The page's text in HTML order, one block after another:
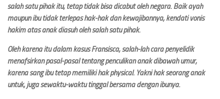
salah satu pihak itu, tetap tidak bisa dicabut oleh negara. Baik ayah
maupun ibu tidak terlepas hak-hak dan kewajibannya, kendati vonis
hakim atas anak diasuh oleh salah satu pihak.
Oleh karena itu dalam kasus Fransisca, salah-lah cara penyelidik
menafsirkan pasal-pasal tentang penculikan anak dibawah umur,
karena sang ibu tetap memiliki hak physical. Yakni hak seorang anak
untuk, juga sewaktu-waktu tinggal bersama dengan ibunya.